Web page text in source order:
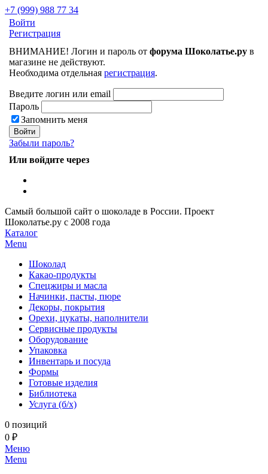
+7 (999) 988 77 34
Войти
Регистрация
ВНИМАНИЕ! Логин и пароль от форума Шоколатье.ру в
магазине не действуют.
Необходима отдельная регистрация.
Введите логин или email
Пароль
Запомнить меня
Забыли пароль?
Или войдите через
Самый большой сайт о шоколаде в России. Проект
Шоколатье.ру с 2008 года
Каталог
Menu
Шоколад
Какао-продукты
Спецжиры и масла
Начинки, пасты, пюре
Декоры, покрытия
Орехи, цукаты, наполнители
Сервисные продукты
Оборудование
Упаковка
Инвентарь и посуда
Формы
Готовые изделия
Библиотека
Услуга (б/х)
0 позиций
0 ₽
Меню
Menu